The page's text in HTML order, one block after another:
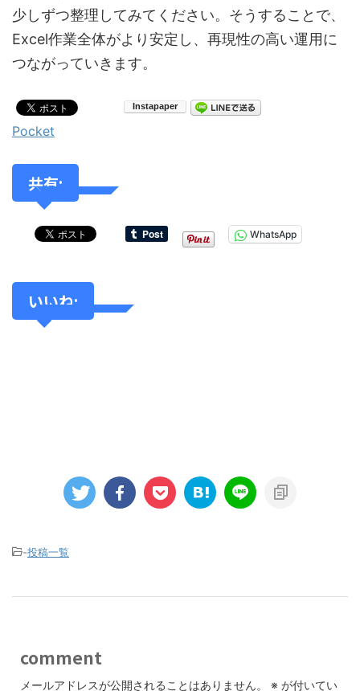
少しずつ整理してみてください。そうすることで、
Excel作業全体がより安定し、再現性の高い運用に
つながっていきます。
Pocket
共有:
WhatsApp
いいね:
-投稿一覧
comment
メールアドレスが公開されることはありません。 ※ が付いてい